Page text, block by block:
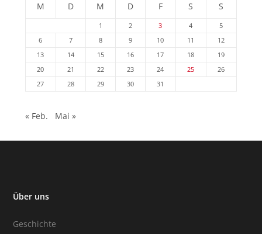
M D M D F S S
1 2 3 4
5
6
7 8 9 10 11
12
13
14 15 16 17 18
19
20
21 22 23 24 25
26
27
28 29 30 31
« Feb. Mai »
Über uns
Geschichte